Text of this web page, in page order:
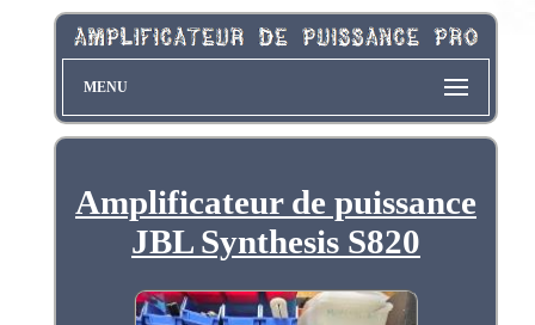
MENU
Amplificateur de puissance
JBL Synthesis S820